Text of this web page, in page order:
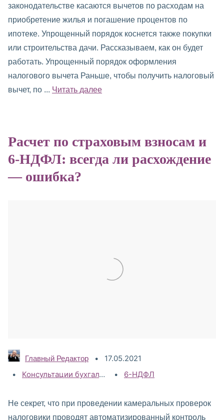
законодательстве касаются вычетов по расходам на
приобретение жилья и погашение процентов по
ипотеке. Упрощенный порядок коснется также покупки
или строительства дачи. Рассказываем, как он будет
работать. Упрощенный порядок оформления
налогового вычета Раньше, чтобы получить налоговый
вычет, по ... Читать далее
Расчет по страховым взносам и
6-НДФЛ: всегда ли расхождение
— ошибка?
Главный Редактор
17.05.2021
Категории:
Консультации бухгалтеру , Налог на доходы
Теги:
6-НДФЛ
Не секрет, что при проведении камеральных проверок
налоговики проводят автоматизированный контроль